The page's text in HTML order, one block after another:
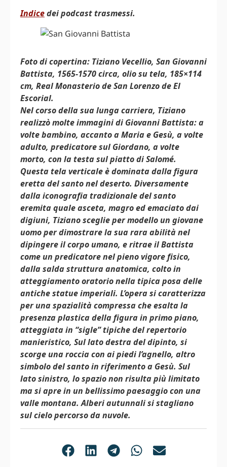
Indicedei podcast trasmessi.
Foto di copertina: Tiziano Vecellio, San Giovanni
Battista, 1565-1570 circa, olio su tela, 185×114
cm, Real Monasterio de San Lorenzo de El
Escorial.
Nel corso della sua lunga carriera, Tiziano
realizzò molte immagini di Giovanni Battista: a
volte bambino, accanto a Maria e Gesù, a volte
adulto, predicatore sul Giordano, a volte
morto, con la testa sul piatto di Salomé.
Questa tela verticale è dominata dalla figura
eretta del santo nel deserto. Diversamente
dalla iconografia tradizionale del santo
eremita quale asceta, magro ed emaciato dai
digiuni, Tiziano sceglie per modello un giovane
uomo per dimostrare la sua rara abilità nel
dipingere il corpo umano, e ritrae il Battista
come un predicatore nel pieno vigore fisico,
dalla salda struttura anatomica, colto in
atteggiamento oratorio nella tipica posa delle
antiche statue imperiali. L’opera si caratterizza
per una spazialità compressa che esalta la
presenza plastica della figura in primo piano,
atteggiata in “sigle” tipiche del repertorio
manieristico, Sul lato destra del dipinto, si
scorge una roccia con ai piedi l’agnello, altro
simbolo del santo in riferimento a Gesù. Sul
lato sinistro, lo spazio non risulta più limitato
ma si apre in un bellissimo paesaggio con una
valle montana. Alberi autunnali si stagliano
sul cielo percorso da nuvole.